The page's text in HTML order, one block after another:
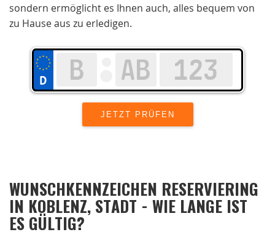
sondern ermöglicht es Ihnen auch, alles bequem von
zu Hause aus zu erledigen.
WUNSCHKENNZEICHEN RESERVIERING
IN KOBLENZ, STADT - WIE LANGE IST
ES GÜLTIG?